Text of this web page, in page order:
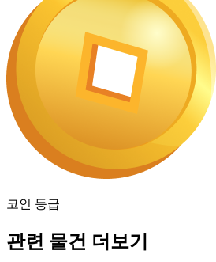
코인 등급
관련 물건 더보기